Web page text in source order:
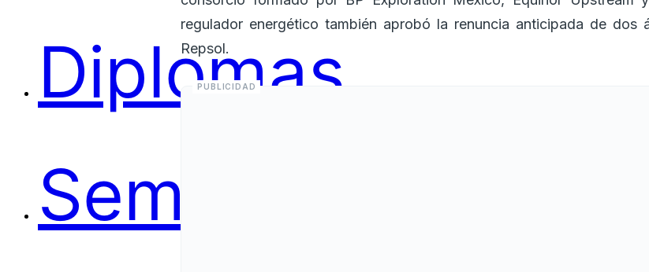
Diplomas
Seminarios
regulador energético también aprobó la renuncia anticipada de dos
Repsol.